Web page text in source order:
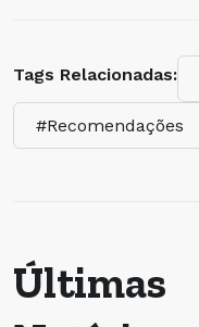
Tags Relacionadas:
#Recomendações
Últimas